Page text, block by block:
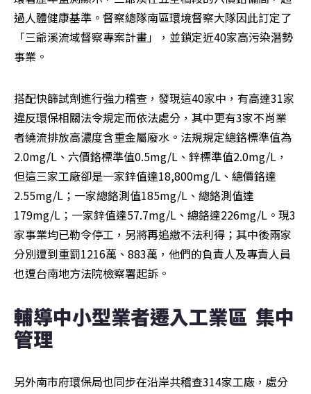
過人體健康基準。督察總隊南區環境督察大隊因此訂定了
「三爺溪流域督察專案計畫」，並鎖定近40家高污染潛勢
事業。
搭配快篩試劑進行強力稽查，發現這40家中，有高達31家
違反環保相關法令規定而依法處分，其中更有3家不肖業
者繞流排放高濃度含重金屬廢水。法規規定總鉻標準值為
2.0mg/L、六價鉻標準值0.5mg/L、鋅標準值2.0mg/L，
但這三家工廠卻是一家鋅值達18,800mg/L、總價鉻達
2.55mg/L；一家總鉻測值185mg/L、總鉻測值達
179mg/L；一家鋅值達57.7mg/L、總鉻達226mg/L。現3
家事業均已勒令停工，另將再追繳不法利得；其中後兩家
分別遭到重罰1216萬、883萬，他們的負責人及專責人員
也遭台南地方法院檢察署起訴。
輔導中小型業者遷入工業區  集中
管理
另外南市府環保局也同步在沿岸共稽查314家工廠，處分